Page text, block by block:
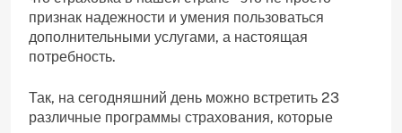
признак надежности и умения пользоваться
дополнительными услугами, а настоящая
потребность.
Так, на сегодняшний день можно встретить 23
различные программы страхования, которые